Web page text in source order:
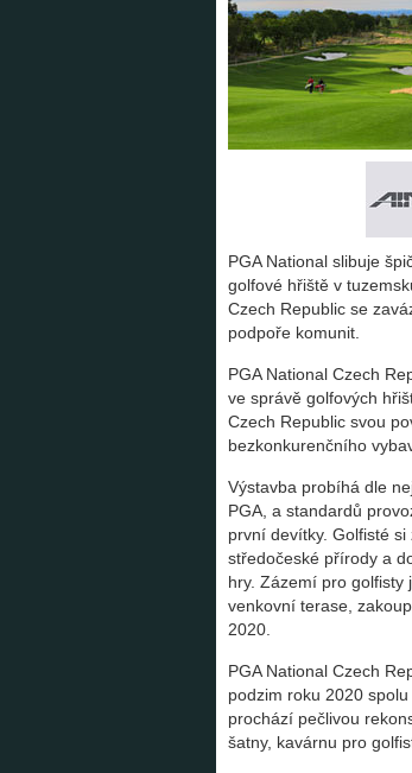
PGA National slibuje
golfové hřiště v
Czech Republic se
podpoře komunit.
PGA National Czech
ve správě golfových
Czech Republic svou
bezkonkurenčního
Výstavba probíhá dle
PGA, a standardů
první devítky. Golfisté
středočeské přírody a
hry. Zázemí pro golfisty
venkovní terase,
2020.
PGA National Czech
podzim roku 2020
prochází pečlivou
šatny, kavárnu pro